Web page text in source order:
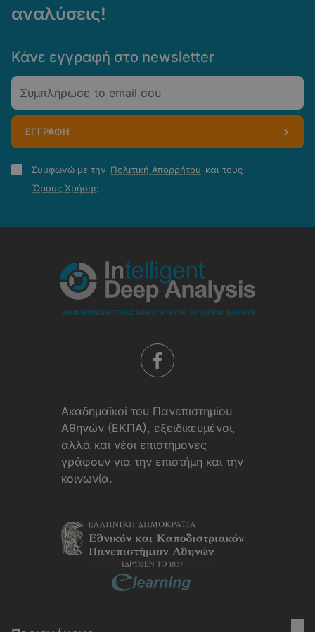
αναλύσεις!
Κάνε εγγραφή στο newsletter
Email
ΕΓΓΡΑΦΗ
Πολιτική
Απορρήτου
Συμφωνώ με την Πολιτική Απορρήτου και τους
Όρους Χρήσης.
Aκαδημαϊκοί του Πανεπιστημίου
Αθηνών (ΕΚΠΑ), εξειδικευμένοι,
αλλά και νέοι επιστήμονες
γράφουν για την επιστήμη και την
κοινωνία.